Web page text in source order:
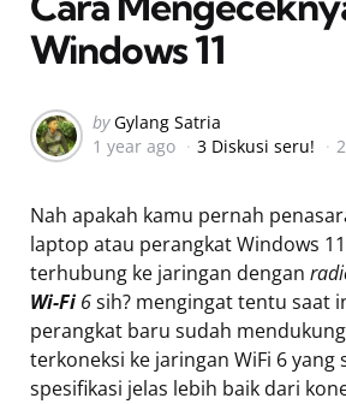
Windows 11
Posted
by
by Gylang Satria
1 year ago
3 Diskusi seru!
Nah apakah kamu pernah
laptop atau perangkat Windows
terhubung ke jaringan dengan
Wi-Fi 6sih? mengingat tentu saat
perangkat baru sudah
terkoneksi ke jaringan WiFi 6 yang
spesifikasi jelas lebih baik dari